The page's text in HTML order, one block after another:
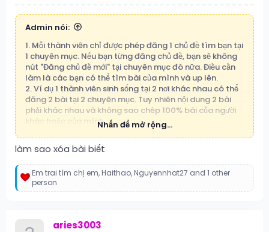
Admin nói:
1. Mỗi thành viên chỉ được phép đăng 1 chủ đề tìm bạn tại
1 chuyên mục. Nếu bạn từng đăng chủ đề, bạn sẽ không
nút "Đăng chủ đề mới" tại chuyên mục đó nữa. Điều cần
làm là các bạn có thể tìm bài của mình và up lên.
2. Ví dụ 1 thành viên sinh sống tại 2 nơi khác nhau có thể
đăng 2 bài tại 2 chuyên mục. Tuy nhiên nội dung 2 bài
phải khác nhau và không sao chép 100% bài của người
khác hoặc của mình.
Cố tình vi phạm đăng nhiều chủ đề tại nhiều chuyên mục
hoặc spam, sao chép 100% nội dung sẽ bị xóa và khóa
nick vĩnh viễn.
Nhấn để mở rộng...
làm sao xóa bài biết
R
e
Em trai tìm chị em, Haithao, Nguyennhat27 and 1 other
person
aries3003